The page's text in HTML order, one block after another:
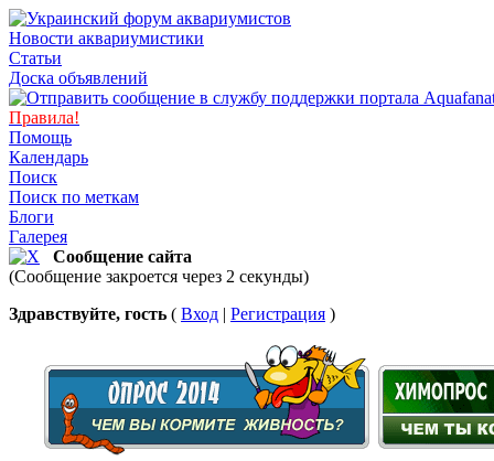
Новости аквариумистики
Статьи
Доска объявлений
Правила!
Помощь
Календарь
Поиск
Поиск по меткам
Блоги
Галерея
Сообщение сайта
(Сообщение закроется через 2 секунды)
Здравствуйте, гость ( Вход | Регистрация )